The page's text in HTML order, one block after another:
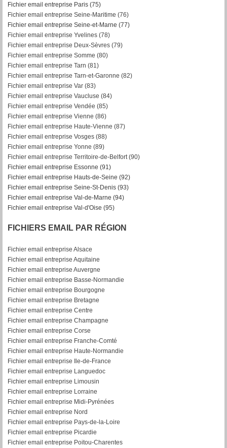
Fichier email entreprise Paris (75)
Fichier email entreprise Seine-Maritime (76)
Fichier email entreprise Seine-et-Marne (77)
Fichier email entreprise Yvelines (78)
Fichier email entreprise Deux-Sèvres (79)
Fichier email entreprise Somme (80)
Fichier email entreprise Tarn (81)
Fichier email entreprise Tarn-et-Garonne (82)
Fichier email entreprise Var (83)
Fichier email entreprise Vaucluse (84)
Fichier email entreprise Vendée (85)
Fichier email entreprise Vienne (86)
Fichier email entreprise Haute-Vienne (87)
Fichier email entreprise Vosges (88)
Fichier email entreprise Yonne (89)
Fichier email entreprise Territoire-de-Belfort (90)
Fichier email entreprise Essonne (91)
Fichier email entreprise Hauts-de-Seine (92)
Fichier email entreprise Seine-St-Denis (93)
Fichier email entreprise Val-de-Marne (94)
Fichier email entreprise Val-d'Oise (95)
FICHIERS EMAIL PAR RÉGION
Fichier email entreprise Alsace
Fichier email entreprise Aquitaine
Fichier email entreprise Auvergne
Fichier email entreprise Basse-Normandie
Fichier email entreprise Bourgogne
Fichier email entreprise Bretagne
Fichier email entreprise Centre
Fichier email entreprise Champagne
Fichier email entreprise Corse
Fichier email entreprise Franche-Comté
Fichier email entreprise Haute-Normandie
Fichier email entreprise Ile-de-France
Fichier email entreprise Languedoc
Fichier email entreprise Limousin
Fichier email entreprise Lorraine
Fichier email entreprise Midi-Pyrénées
Fichier email entreprise Nord
Fichier email entreprise Pays-de-la-Loire
Fichier email entreprise Picardie
Fichier email entreprise Poitou-Charentes